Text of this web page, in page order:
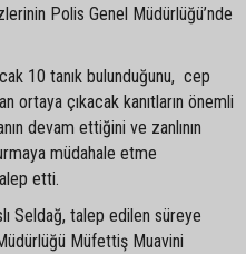
Polis Genel Müdürlüğü’nde
10 tanık bulunduğunu, cep
ortaya çıkacak kanıtların önemli
devam ettiğini ve zanlının
müdahale etme
etti.
Seldağ, talep edilen süreye
Müfettiş Muavini